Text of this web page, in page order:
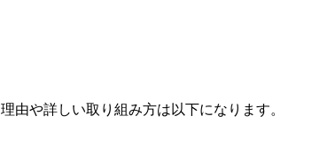
理由や詳しい取り組み方は以下になります。